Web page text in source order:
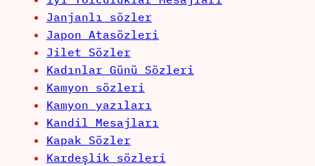
Janjanlı sözler
Japon Atasözleri
Jilet Sözler
Kadınlar Günü Sözleri
Kamyon sözleri
Kamyon yazıları
Kandil Mesajları
Kapak Sözler
Kardeşlik sözleri